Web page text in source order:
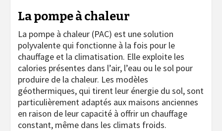
La pompe à chaleur
La pompe à chaleur (PAC) est une solution
polyvalente qui fonctionne à la fois pour le
chauffage et la climatisation. Elle exploite les
calories présentes dans l’air, l’eau ou le sol pour
produire de la chaleur. Les modèles
géothermiques, qui tirent leur énergie du sol, sont
particulièrement adaptés aux maisons anciennes
en raison de leur capacité à offrir un chauffage
constant, même dans les climats froids.